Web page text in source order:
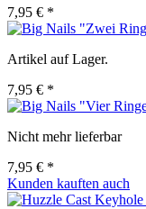
7,95 € *
Artikel auf Lager.
7,95 € *
Nicht mehr lieferbar
7,95 € *
Kunden kauften auch